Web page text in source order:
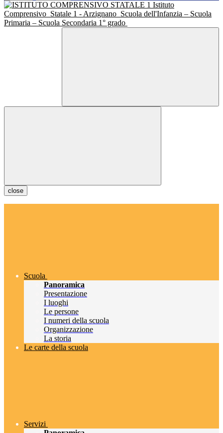
Istituto
Comprensivo Statale 1 - Arzignano Scuola dell'Infanzia – Scuola
Primaria – Scuola Secondaria 1° grado
close
Scuola
Panoramica
Presentazione
I luoghi
Le persone
I numeri della scuola
Organizzazione
La storia
Le carte della scuola
Servizi